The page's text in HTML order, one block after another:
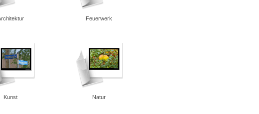
Feuerwerk
Kunst Natur